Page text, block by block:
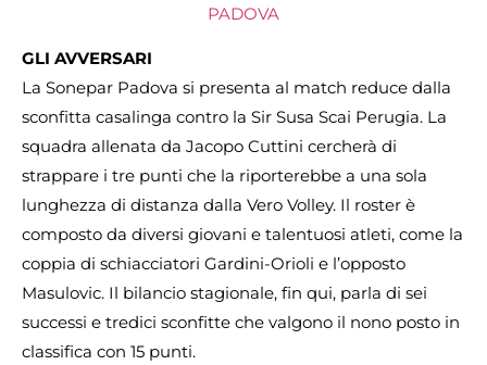
PADOVA
GLI AVVERSARI
La Sonepar Padova si presenta al match reduce dalla
sconfitta casalinga contro la Sir Susa Scai Perugia. La
squadra allenata da Jacopo Cuttini cercherà di
strappare i tre punti che la riporterebbe a una sola
lunghezza di distanza dalla Vero Volley. Il roster è
composto da diversi giovani e talentuosi atleti, come la
coppia di schiacciatori Gardini-Orioli e l’opposto
Masulovic. Il bilancio stagionale, fin qui, parla di sei
successi e tredici sconfitte che valgono il nono posto in
classifica con 15 punti.